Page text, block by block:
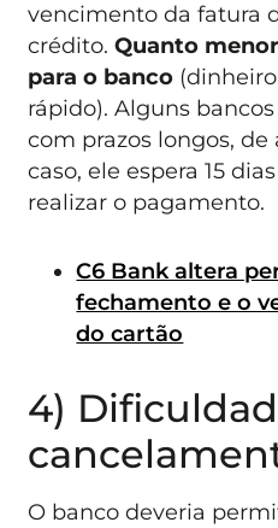
vencimento da fatura
crédito.Quanto
para o banco
rápido). Alguns
com prazos longos, de
caso, ele espera 15
realizar o pagamento.
C6 Bank altera
fechamento e o
do cartão
4)
O banco deveria